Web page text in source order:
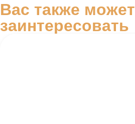
Вас также может
заинтересовать